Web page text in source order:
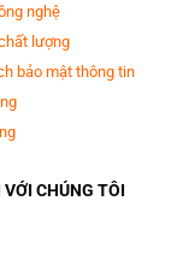
nghệ
lượng
bảo mật thông tin
CHÚNG TÔI